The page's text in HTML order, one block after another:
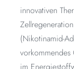
innovativen
(Nikotinamid-
vorkommendes
im